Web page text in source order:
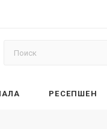
РЕСЕПШЕН